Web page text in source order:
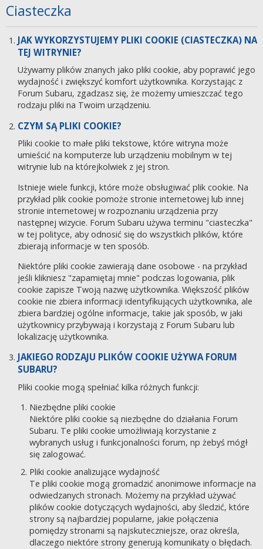
Ciasteczka
JAK WYKORZYSTUJEMY PLIKI COOKIE (CIASTECZKA) NA
TEJ WITRYNIE?
Używamy plików znanych jako pliki cookie, aby poprawić jego
wydajność i zwiększyć komfort użytkownika. Korzystając z
Forum Subaru, zgadzasz się, że możemy umieszczać tego
rodzaju pliki na Twoim urządzeniu.
CZYM SĄ PLIKI COOKIE?
Pliki cookie to małe pliki tekstowe, które witryna może
umieścić na komputerze lub urządzeniu mobilnym w tej
witrynie lub na którejkolwiek z jej stron.
Istnieje wiele funkcji, które może obsługiwać plik cookie. Na
przykład plik cookie pomoże stronie internetowej lub innej
stronie internetowej w rozpoznaniu urządzenia przy
następnej wizycie. Forum Subaru używa terminu "ciasteczka"
w tej polityce, aby odnosić się do wszystkich plików, które
zbierają informacje w ten sposób.
Niektóre pliki cookie zawierają dane osobowe - na przykład
jeśli klikniesz "zapamiętaj mnie" podczas logowania, plik
cookie zapisze Twoją nazwę użytkownika. Większość plików
cookie nie zbiera informacji identyfikujących użytkownika, ale
zbiera bardziej ogólne informacje, takie jak sposób, w jaki
użytkownicy przybywają i korzystają z Forum Subaru lub
lokalizację użytkownika.
JAKIEGO RODZAJU PLIKÓW COOKIE UŻYWA FORUM
SUBARU?
Pliki cookie mogą spełniać kilka różnych funkcji:
Niezbędne pliki cookie
Niektóre pliki cookie są niezbędne do działania Forum
Subaru. Te pliki cookie umożliwiają korzystanie z
wybranych usług i funkcjonalności forum, np żebyś mógł
się zalogować.
Pliki cookie analizujące wydajność
Te pliki cookie mogą gromadzić anonimowe informacje na
odwiedzanych stronach. Możemy na przykład używać
plików cookie dotyczących wydajności, aby śledzić, które
strony są najbardziej popularne, jakie połączenia
pomiędzy stronami są najskuteczniejsze, oraz określa,
dlaczego niektóre strony generują komunikaty o błędach.